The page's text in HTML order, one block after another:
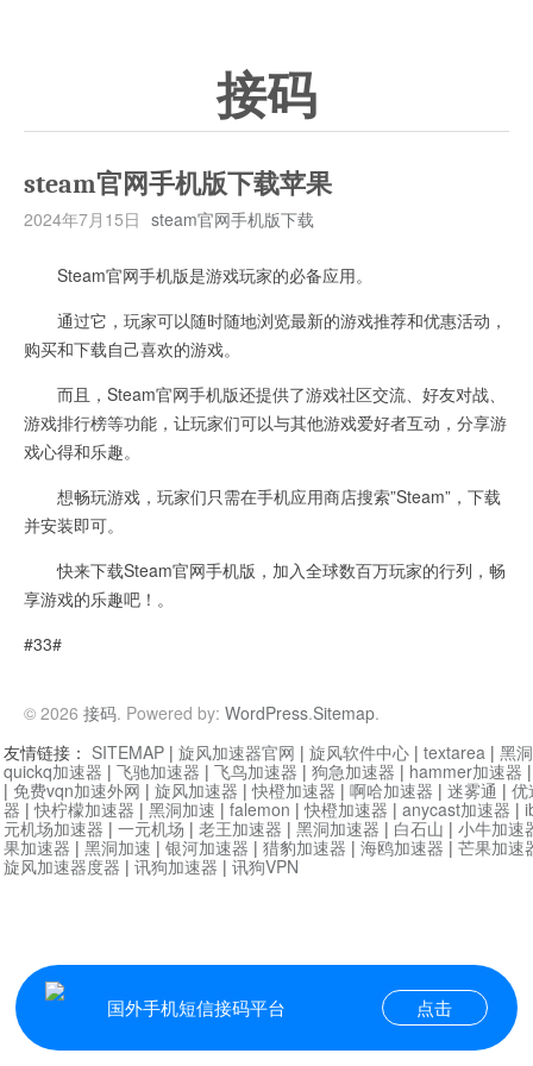
接码
steam官网手机版下载苹果
2024年7月15日 steam官网手机版下载
Steam官网手机版是游戏玩家的必备应用。
通过它，玩家可以随时随地浏览最新的游戏推荐和优惠活动，
购买和下载自己喜欢的游戏。
而且，Steam官网手机版还提供了游戏社区交流、好友对战、
游戏排行榜等功能，让玩家们可以与其他游戏爱好者互动，分享游
戏心得和乐趣。
想畅玩游戏，玩家们只需在手机应用商店搜索”Steam”，下载
并安装即可。
快来下载Steam官网手机版，加入全球数百万玩家的行列，畅
享游戏的乐趣吧！。
#33#
© 2026 接码. Powered by: WordPress.Sitemap.
国外手机短信接码平台 点击
友情链接： SITEMAP | 旋风加速器官网 | 旋风软件中心 | textarea | 黑
quickq加速器 | 飞驰加速器 | 飞鸟加速器 | 狗急加速器 | hammer加速器
| 免费vqn加速外网 | 旋风加速器 |快橙加速器 | 啊哈加速器 | 迷雾通 | 优
器 |快柠檬加速器 | 黑洞加速 | falemon |快橙加速器 | anycast加速器 |
元机场加速器 | 一元机场 | 老王加速器 | 黑洞加速器 | 白石山 | 小牛加速
果加速器 | 黑洞加速 | 银河加速器 | 猎豹加速器 | 海鸥加速器 | 芒果加速
旋风加速器度器 | 讯狗加速器 | 讯狗VPN